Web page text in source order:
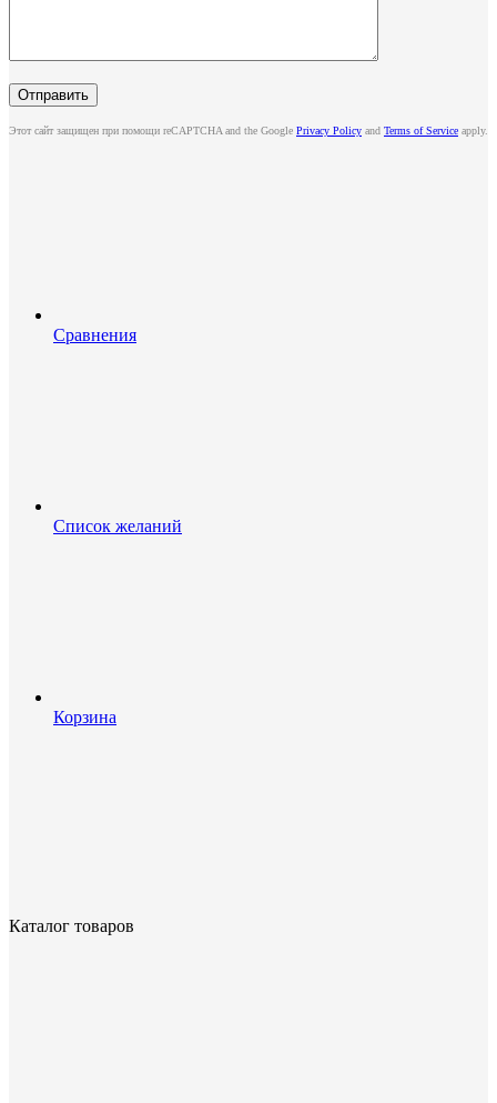
Этот сайт защищен при помощи reCAPTCHA and the Google Privacy Policy and Terms of Service apply.
Сравнения
Список желаний
Корзина
Каталог товаров